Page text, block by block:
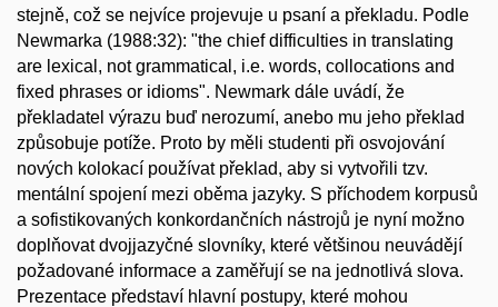
stejně, což se nejvíce projevuje u psaní a překladu. Podle
Newmarka (1988:32): "the chief difficulties in translating
are lexical, not grammatical, i.e. words, collocations and
fixed phrases or idioms". Newmark dále uvádí, že
překladatel výrazu buď nerozumí, anebo mu jeho překlad
způsobuje potíže. Proto by měli studenti při osvojování
nových kolokací používat překlad, aby si vytvořili tzv.
mentální spojení mezi oběma jazyky. S příchodem korpusů
a sofistikovaných konkordančních nástrojů je nyní možno
doplňovat dvojjazyčné slovníky, které většinou neuvádějí
požadované informace a zaměřují se na jednotlivá slova.
Prezentace představí hlavní postupy, které mohou